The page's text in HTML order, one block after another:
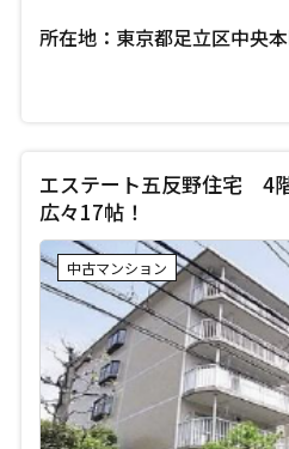
所在地：東京都足立区中央
エステート五反野住宅 4
広々17帖！
中古マンション